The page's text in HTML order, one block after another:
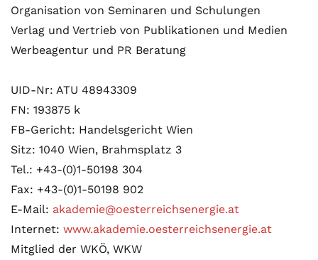
Organisation von Seminaren und Schulungen
Verlag und Vertrieb von Publikationen und Medien
Werbeagentur und PR Beratung
UID-Nr: ATU 48943309
FN: 193875 k
FB-Gericht: Handelsgericht Wien
Sitz: 1040 Wien, Brahmsplatz 3
Tel.: +43-(0)1-50198 304
Fax: +43-(0)1-50198 902
E-Mail: akademie@oesterreichsenergie.at
Internet: www.akademie.oesterreichsenergie.at
Mitglied der WKÖ, WKW